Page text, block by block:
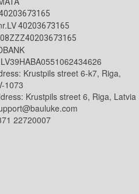
40203673165
Krustpils street 6-k7, Riga,
1073
Krustpils street 6, Riga, Latvia
22720007